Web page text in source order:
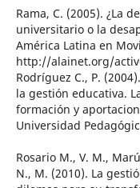
Rama, C. (2005). ¿La
universitario o la
América Latina en
http://alainet.org/
Rodríguez C., P.
la gestión educativa.
formación y
Universidad
Rosario M., V. M.,
N., M. (2010). La